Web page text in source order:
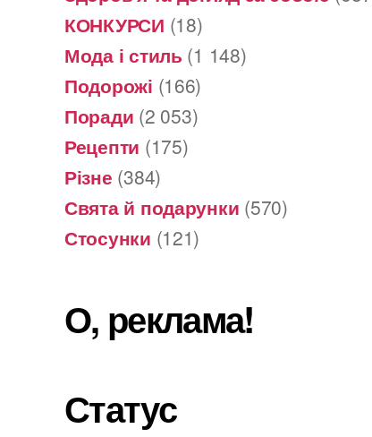
КОНКУРСИ (18)
Мода і стиль (1 148)
Подорожі (166)
Поради (2 053)
Рецепти (175)
Різне (384)
Свята й подарунки (570)
Стосунки (121)
О, реклама!
Статус